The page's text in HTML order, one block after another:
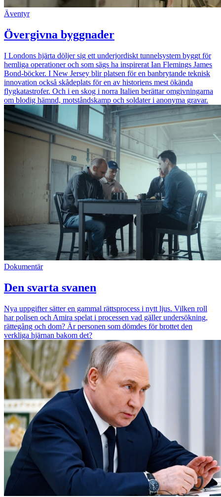
Äventyr
Övergivna byggnader
I Londons hjärta döljer sig ett underjordiskt tunnelsystem byggt för
hemliga operationer och som sägs ha inspirerat Ian Flemings James
Bond-böcker. I New Jersey blir platsen för en banbrytande teknisk
innovation också skådeplats för en av historiens mest ökända
flygkatastrofer. Och i en skog i norra Italien berättar omgivningarna
om blodig hämnd, motståndskamp och soldater i anonyma gravar.
Dokumentär
Den svarta svanen
Nya uppgifter sätter en gammal rättsprocess i nytt ljus. Vilken roll
har polisen och Amira spelat i processen vad gäller undersökning,
rättegång och dom? Är personen som dömdes för brottet den
verkliga hjärnan bakom det?